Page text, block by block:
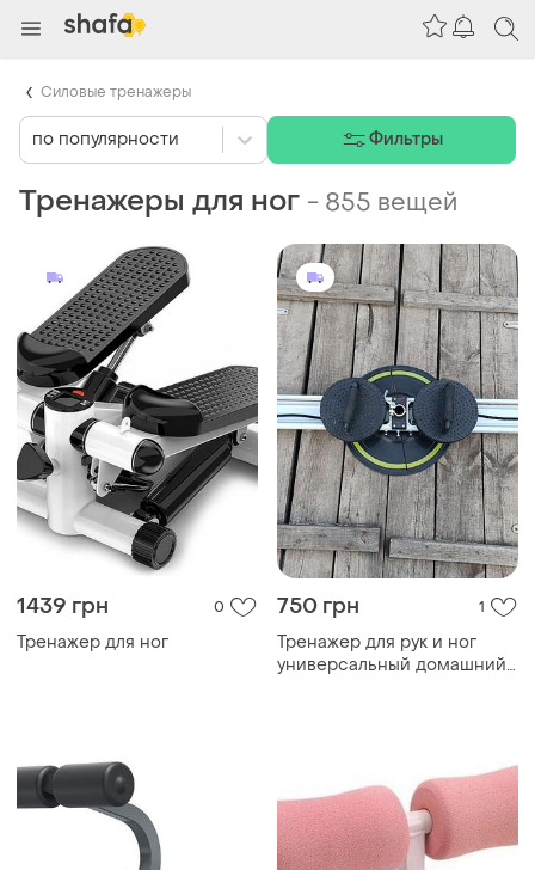
Тренажеры для ног - 855 вещей
1439 грн 0
Тренажер для ног
750 грн 1
Тренажер для рук и ног
универсальный домашний
по популярности Фильтры
Силовые тренажеры